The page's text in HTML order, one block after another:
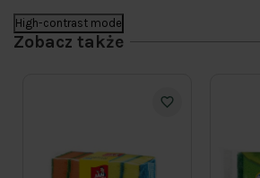
High-contrast mode
Zobacz także